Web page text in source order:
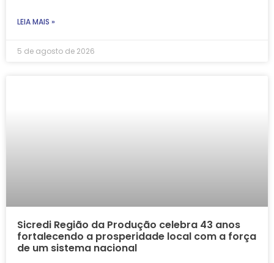
LEIA MAIS »
5 de agosto de 2026
Sicredi Região da Produção celebra 43 anos
fortalecendo a prosperidade local com a força
de um sistema nacional